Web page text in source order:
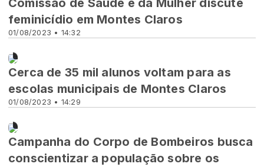
01/08/2023 • 14:32
Comissão de Saúde e da Mulher discute
feminicídio em Montes Claros
01/08/2023 • 14:29
Cerca de 35 mil alunos voltam para as
escolas municipais de Montes Claros
Campanha do Corpo de Bombeiros busca
conscientizar a população sobre os